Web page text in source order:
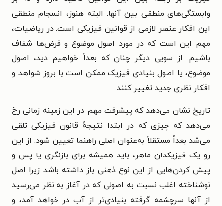
وابستگی‌های منطقی بین آنها. البته هنوز، انسجام منطقی
این افکار عنصر لازمی از قوانین فیزیکی است. در ریاضیات،
مهم این است که در مورد اصول موضوع و فرض‌ها شفاف
باشیم. از سویی دیگر چنان که بعداً خواهیم دید، اصول
موضوع، یا اصول بنیادی فیزیک ممکن است با بروز شواهد و
افکار نظری جدید تغییر کنند.
تاریخ نشان می‌دهد که پیشرفت مهم در این زمینه زمانی رخ
می‌دهد که چیزی که در ابتدا نتیجهٔ قانون فیزیکی تلقی
می‌شد بعداً مستقلاً به‌عنوان اصلی راهنما تعیین شود. از این
رو یک فیزیکدان ماهر، باید همیشه برای بازنگری یا پس و
پیش کردن‌هایی از این نوع ذهنی باز داشته باشد زیرا اصل
نوشناخته اغلب نسبت به اصولی که در آغاز به نظر می‌رسید
از آنها سرچشمه گرفته بنیادی‌تر از آب در خواهد آمد، و